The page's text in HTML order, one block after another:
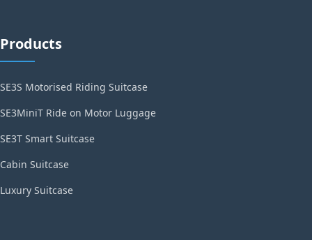
Products
SE3S Motorised Riding Suitcase
SE3MiniT Ride on Motor Luggage
SE3T Smart Suitcase
Cabin Suitcase
Luxury Suitcase